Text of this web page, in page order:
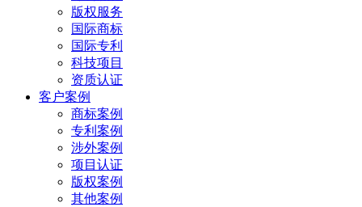
版权服务
国际商标
国际专利
科技项目
资质认证
客户案例
商标案例
专利案例
涉外案例
项目认证
版权案例
其他案例